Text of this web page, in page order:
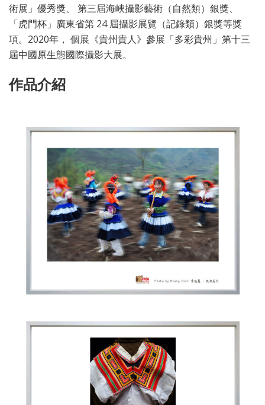
術展」優秀獎、 第三屆海峽攝影藝術（自然類）銀獎、
「虎門杯」廣東省第 24 屆攝影展覽（記錄類）銀獎等獎
項。2020年， 個展《貴州貴人》參展「多彩貴州」第十三
屆中國原生態國際攝影大展。
作品介紹